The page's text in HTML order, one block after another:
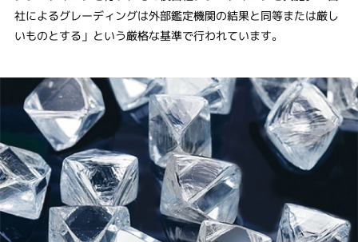
社によるグレーディングは外部鑑定機関の結果と同等または厳し
いものとする」という厳格な基準で行われています。